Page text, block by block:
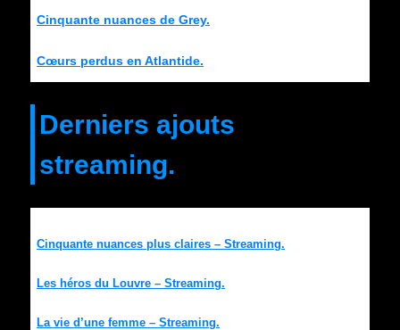
Cinquante nuances de Grey.
Cœurs perdus en Atlantide.
Derniers ajouts
streaming.
Cinquante nuances plus claires – Streaming.
Les héros du Louvre – Streaming.
La vie d’une femme – Streaming.